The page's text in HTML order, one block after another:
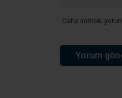
Daha sonraki